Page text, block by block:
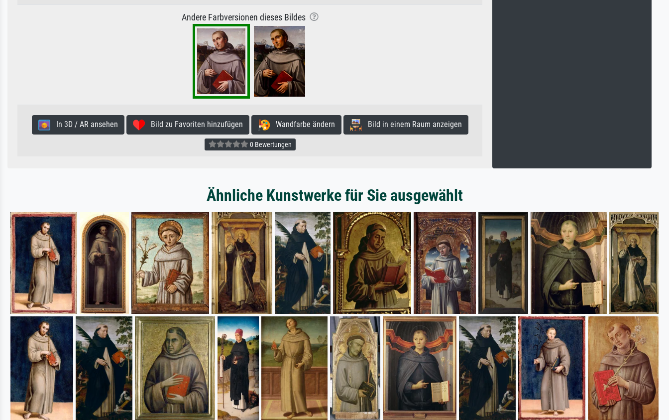
Andere Farbversionen dieses Bildes
In 3D / AR ansehen Bild zu Favoriten hinzufügen Wandfarbe ändern Bild in einem Raum anzeigen
0 Bewertungen
Ähnliche Kunstwerke für Sie ausgewählt